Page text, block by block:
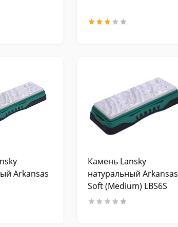
Arkansas
Камень Lansky
натуральный Arkansas
Soft (Medium) LBS6S